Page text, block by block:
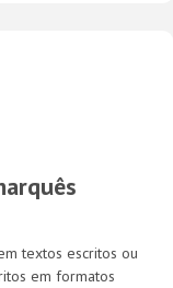
textos escritos ou
em formatos